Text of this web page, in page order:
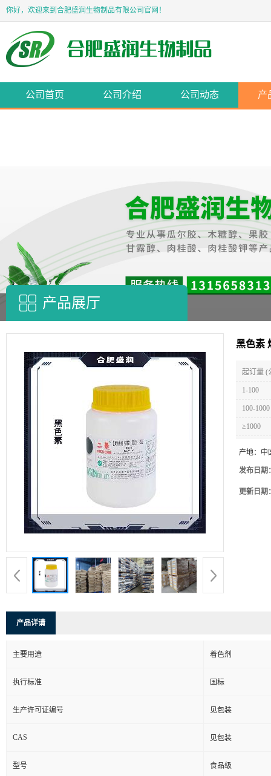
你好，欢迎来到合肥盛润生物制品有限公司官网！
公司首页 公司介绍 公司动态 产
产品展厅
黑色素
起订量 (
1-100
100-1000
≥1000
产地： 中
发布日期
更新日期
产品详请
主要用途 着色剂
执行标准 国标
生产许可证编号 见包装
CAS 见包装
型号 食品级